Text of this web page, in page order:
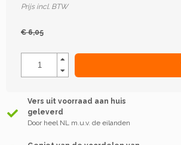
Prijs incl. BTW
€ 6,05
Vers uit voorraad aan huis
geleverd
Door heel NL m.u.v. de eilanden